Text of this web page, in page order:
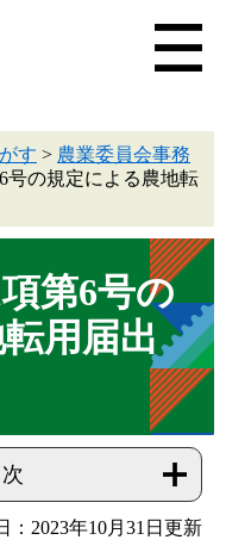
す > 農業委員会事務
号の規定による農地転
第6号の
用届出
：2023年10月31日更新